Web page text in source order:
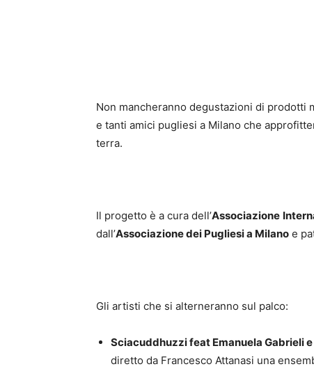
Non mancheranno degustazioni di prodotti
e tanti amici pugliesi a Milano che
terra.
Il progetto è a cura dell’Associazione
dall’Associazione dei Pugliesi a Milano e
Gli artisti che si alterneranno sul palco:
Sciacuddhuzzi feat Emanuela Gabrieli
diretto da Francesco Attanasi una